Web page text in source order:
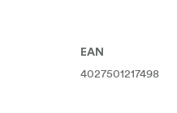
EAN
4027501217498